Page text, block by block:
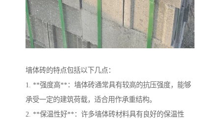
墙体砖的特点包括以下几点：
1. **强度高**：墙体砖通常具有较高的抗压强度，能够
承受一定的建筑荷载，适合用作承重结构。
2. **保温性好**：许多墙体砖材料具有良好的保温性